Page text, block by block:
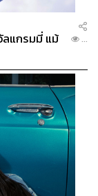
ลแกรมมี่ แม้
...